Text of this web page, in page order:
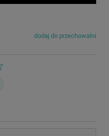
dodaj do przechowalni